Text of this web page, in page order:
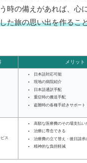
時の備えがあれば、心
た旅の思い出を作るこ
メリット
日本語対応可能
現地の病院紹介
日本語通訳手配
重症時の搬送手配
盗難時の各種手続きサポート
ス
高額な医療費のその場支払い
治療に専念できる
治療費の立て替え・後日請求
精神的な負担軽減